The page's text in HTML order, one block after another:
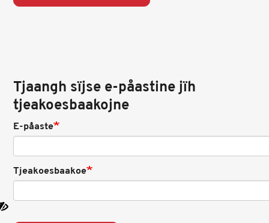
Tjaangh sïjse e-påastine jïh
tjeakoesbaakojne
E-påaste
Tjeakoesbaakoe